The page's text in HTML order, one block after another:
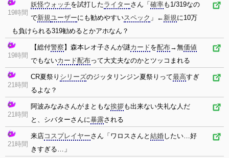
19時間
妖怪ウォッチを試打したライターさん「 確率も1/319なの
で新規ユーザーにも勧めやすいスペック 」← 新規に10万
も負けられる319勧めるとかアホなん？
19時間
【総付警察 】森本レオ子さんが謎カードを配布→無価値
でもないカード配布って大丈夫なのかとツッコまれる
21時間
CR夏祭り シリーズのジッタリンジン夏祭りって最高すぎ
るよな？
21時間
阿波みなみさんがまともな挨拶も出来ない失礼な人だ
と、シバターさんに暴露される
21時間
来店コスプレイヤーさん「ワロスさんと 結婚したい…好
きすぎる…」